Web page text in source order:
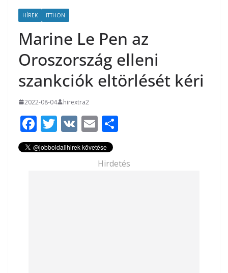
HÍREK ITTHON
Marine Le Pen az
Oroszország elleni
szankciók eltörlését kéri
2022-08-04 hirextra2
F
ac
e
T
w
itt
V
K
E
m
ai
l
za
m
Hirdetés